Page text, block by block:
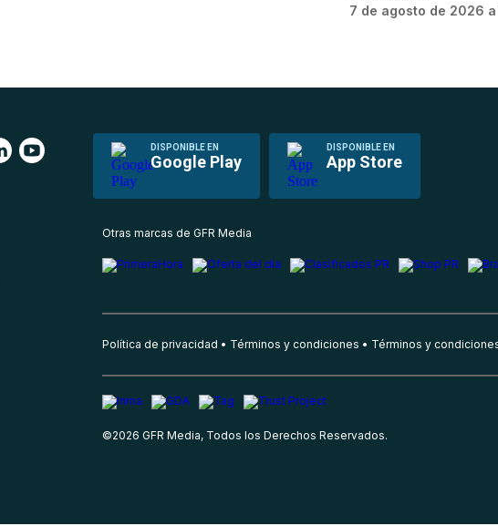
7 de agosto de 2026 a
DISPONIBLE EN
Google Play
DISPONIBLE EN
App Store
Otras marcas de GFR Media
Política de privacidad Términos y condiciones Términos y
©2026 GFR Media, Todos los Derechos Reservados.